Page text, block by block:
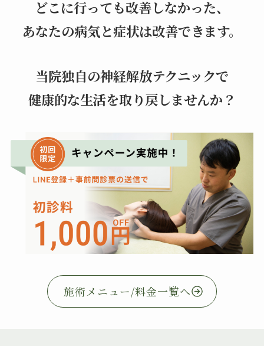
どこに行っても改善しなかった、
あなたの病気と症状は改善できます。
当院独自の神経解放テクニックで
健康的な生活を取り戻しませんか？
施術メニュー/料金一覧へ